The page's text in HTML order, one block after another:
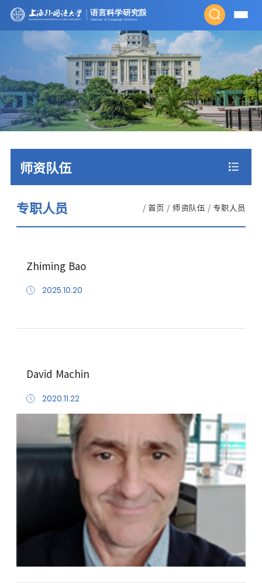
师资队伍
/ 首页 / 师资队伍 / 专职人员
专职人员
Zhiming Bao
2025.10.20
David Machin
2020.11.22